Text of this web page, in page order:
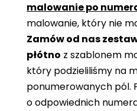
malowanie po
malowanie, który nie
Zamów od nas
płótno z szablonem
który podzieliliśmy na
ponumerowanych pól.
o odpowiednich